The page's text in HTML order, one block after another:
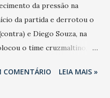
direitos como
menos 3% das tarifas
semanal remunerado,
de valorizar o profissional,
socorros...
da pressão na
da partida e derrotou o
e Diego Souza, na
o time cruzmaltino,
que eliminou o Ceará
COMENTÁRIO LEIA MAIS »